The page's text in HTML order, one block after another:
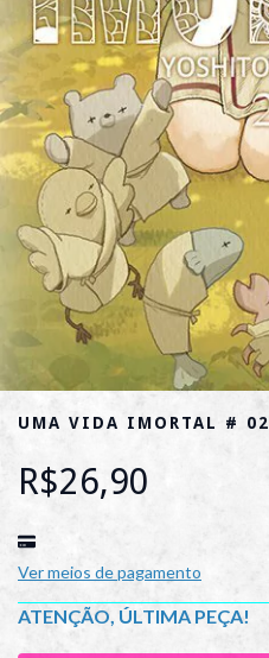
UMA VIDA IMORTAL # 02
R$26,90
Ver meios de pagamento
ATENÇÃO, ÚLTIMA PEÇA!